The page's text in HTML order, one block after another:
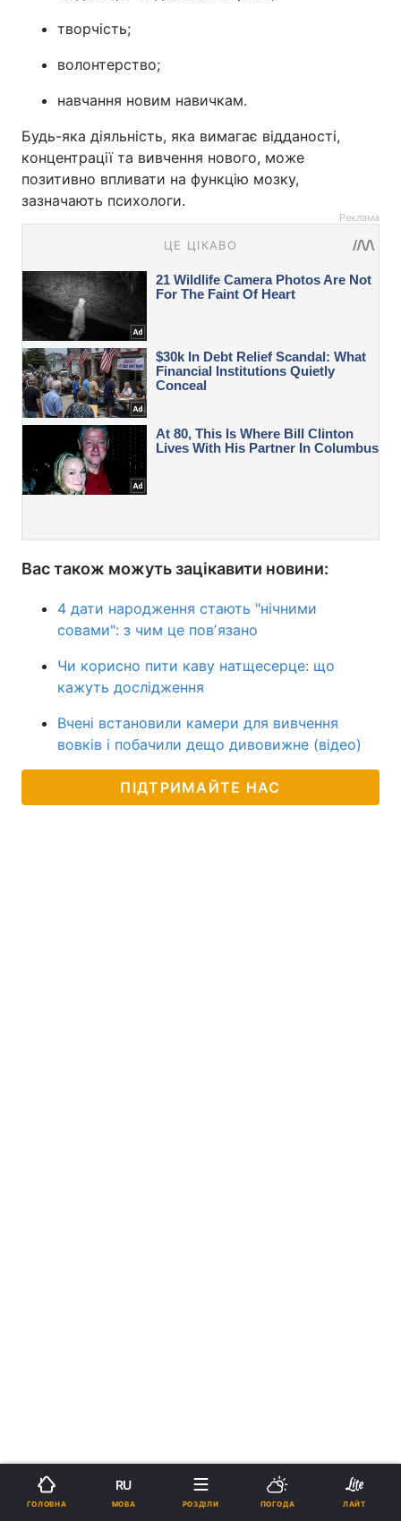
творчість;
волонтерство;
навчання новим навичкам.
Будь-яка діяльність, яка вимагає відданості,
концентрації та вивчення нового, може
позитивно впливати на функцію мозку,
зазначають психологи.
Реклама
Вас також можуть зацікавити новини:
4 дати народження стають "нічними
совами": з чим це повʼязано
Чи корисно пити каву натщесерце: що
кажуть дослідження
Вчені встановили камери для вивчення
вовків і побачили дещо дивовижне (відео)
ПІДТРИМАЙТЕ НАС
ГОЛОВНА
RU
МОВА РОЗДІЛИ ПОГОДА ЛАЙТ